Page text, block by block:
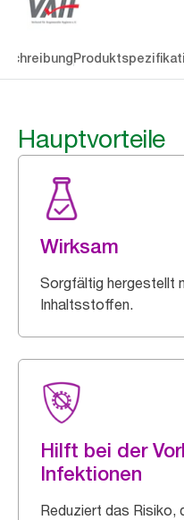
Hauptvorteile
Wirksam
Sorgfältig hergestellt
Inhaltsstoffen.
Hilft bei der
Infektionen
Reduziert das Risiko,